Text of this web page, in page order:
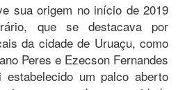
sua origem no início de 2019
que se destacava por
da cidade de Uruaçu, como
Peres e Ezecson Fernandes
um palco aberto